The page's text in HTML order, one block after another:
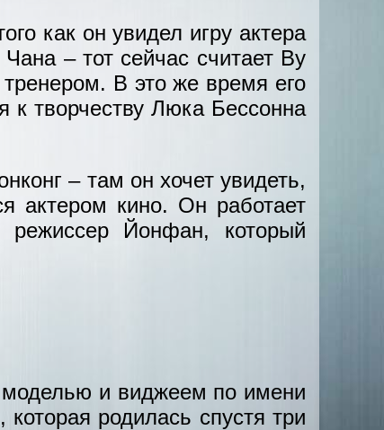
как он увидел игру актера
– тот сейчас считает Ву
В это же время его
к творчеству Люка Бессонна
– там он хочет увидеть,
актером кино. Он работает
Йонфан, который
моделью и виджеем по имени
родилась спустя три